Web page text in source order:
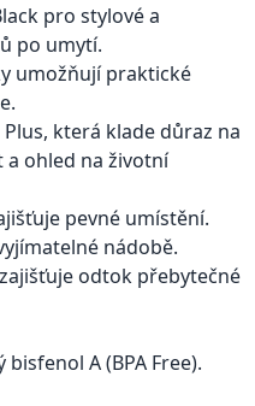
pro stylové a
po umytí.
umožňují praktické
která klade důraz na
a ohled na životní
pevné umístění.
nádobě.
odtok přebytečné
A (BPA Free).